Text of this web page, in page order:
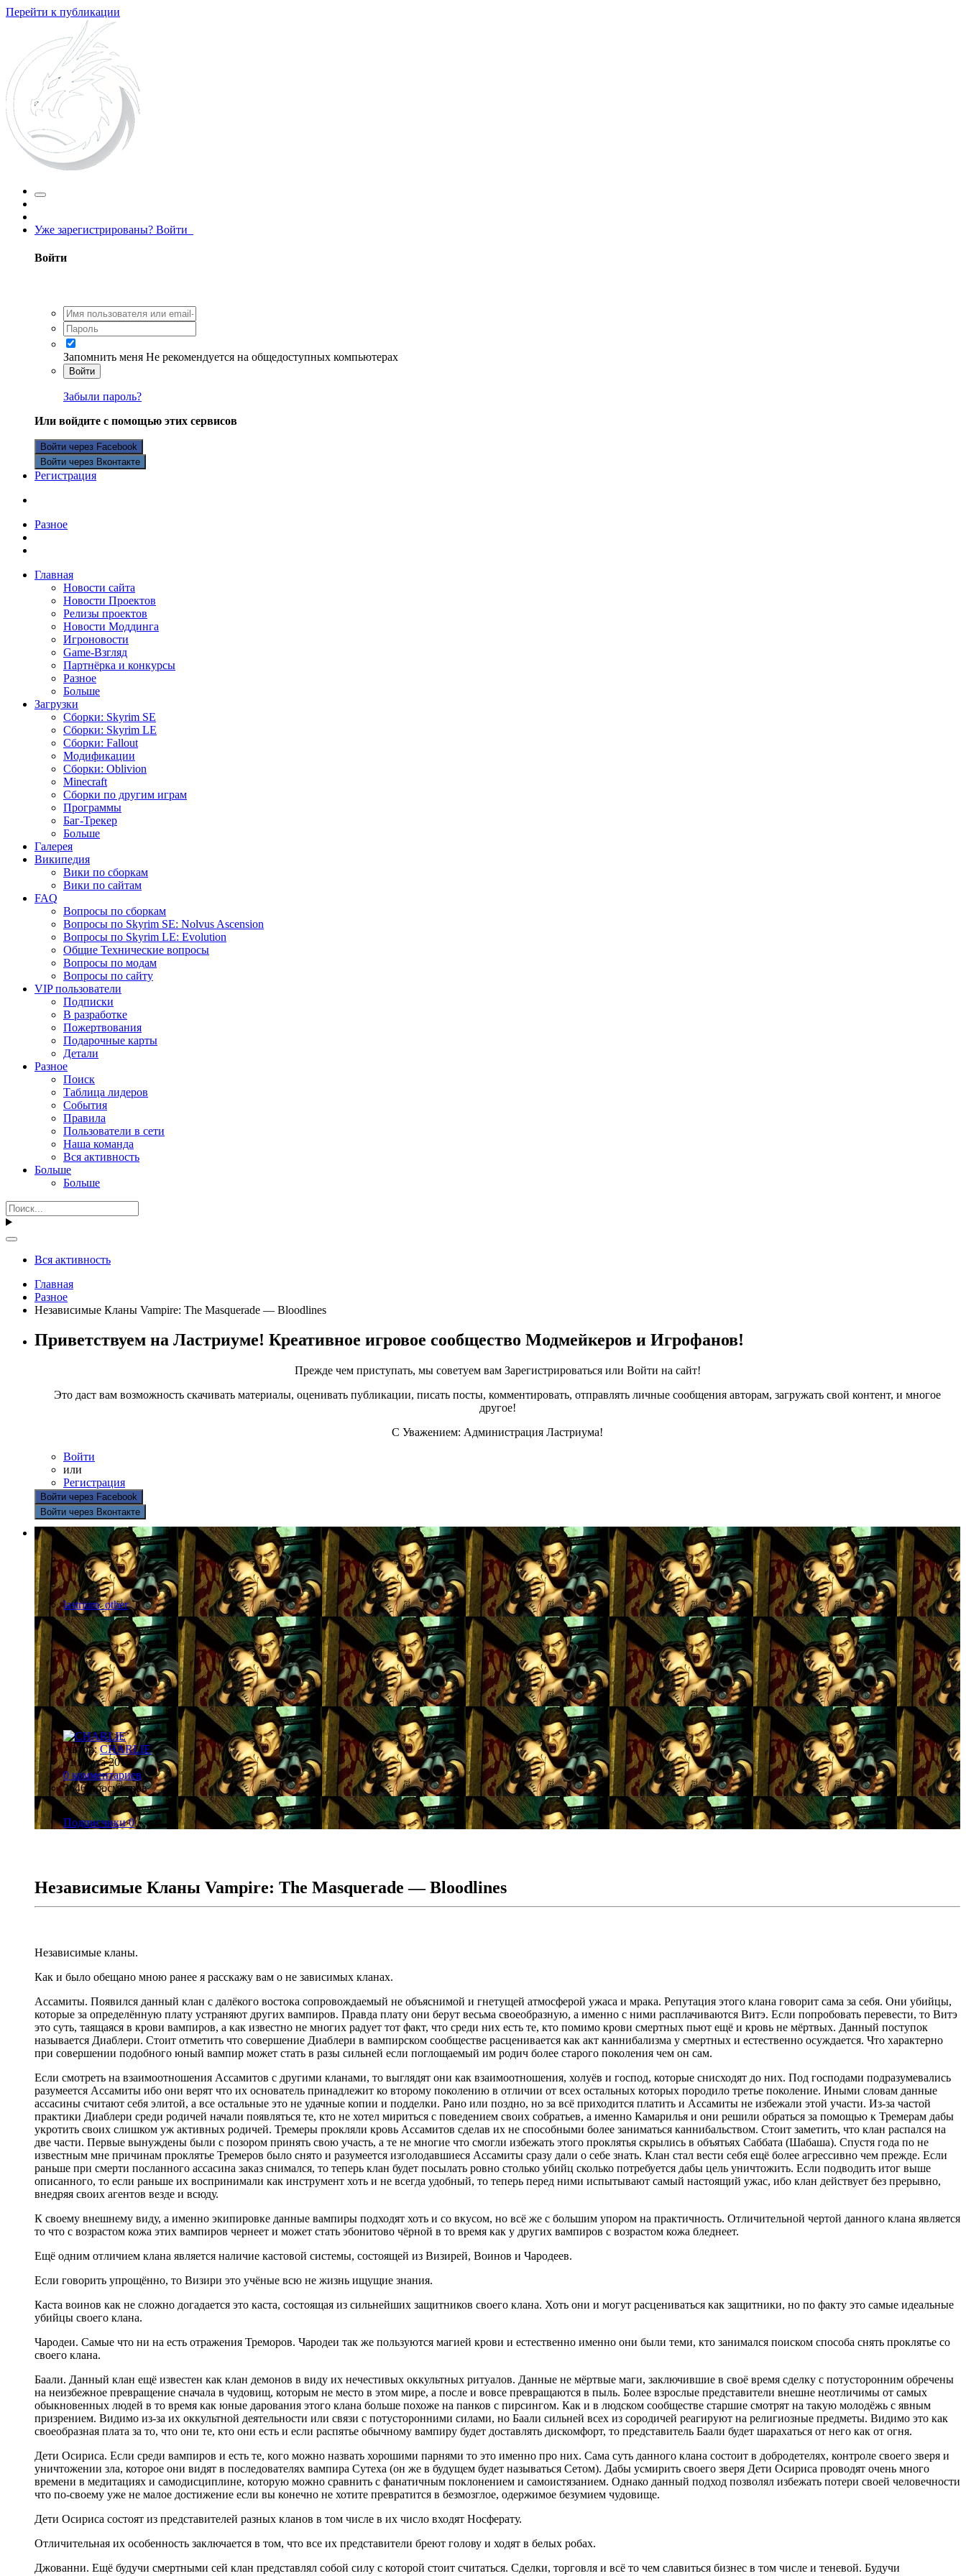
Перейти к публикации
Уже зарегистрированы? Войти
Войти
Запомнить меня Не рекомендуется на общедоступных компьютерах
Войти
Забыли пароль?
Или войдите с помощью этих сервисов
Войти через Facebook
Войти через Вконтакте
Регистрация
Разное
Главная
Новости сайта
Новости Проектов
Релизы проектов
Новости Моддинга
Игроновости
Game-Взгляд
Партнёрка и конкурсы
Разное
Больше
Загрузки
Сборки: Skyrim SE
Сборки: Skyrim LE
Сборки: Fallout
Модификации
Сборки: Oblivion
Minecraft
Сборки по другим играм
Программы
Баг-Трекер
Больше
Галерея
Википедия
Вики по сборкам
Вики по сайтам
FAQ
Вопросы по сборкам
Вопросы по Skyrim SE: Nolvus Ascension
Вопросы по Skyrim LE: Evolution
Общие Технические вопросы
Вопросы по модам
Вопросы по сайту
VIP пользователи
Подписки
В разработке
Пожертвования
Подарочные карты
Детали
Разное
Поиск
Таблица лидеров
События
Правила
Пользователи в сети
Наша команда
Вся активность
Больше
Больше
Вся активность
Главная
Разное
Независимые Кланы Vampire: The Masquerade — Bloodlines
Приветствуем на Ластриуме! Креативное игровое сообщество Модмейкеров и Игрофанов!
Прежде чем приступать, мы советуем вам Зарегистрироваться или Войти на сайт!
Это даст вам возможность скачивать материалы, оценивать публикации, писать посты, комментировать, отправлять личные сообщения авторам, загружать свой контент, и многое
другое!
С Уважением: Администрация Ластриума!
Войти
или
Регистрация
Войти через Facebook
Войти через Вконтакте
lastrium_other
Автор:CHARLIE
31 марта 2019
0 комментариев
3646 просмотров
Подписчики 0
Независимые Кланы Vampire: The Masquerade — Bloodlines
Независимые кланы.
Как и было обещано мною ранее я расскажу вам о не зависимых кланах.
Ассамиты. Появился данный клан с далёкого востока сопровождаемый не объяснимой и гнетущей атмосферой ужаса и мрака. Репутация этого клана говорит сама за себя. Они убийцы,
которые за определённую плату устраняют других вампиров. Правда плату они берут весьма своеобразную, а именно с ними расплачиваются Витэ. Если попробовать перевести, то Витэ
это суть, таящаяся в крови вампиров, а как известно не многих радует тот факт, что среди них есть те, кто помимо крови смертных пьют ещё и кровь не мёртвых. Данный поступок
называется Диаблери. Стоит отметить что совершение Диаблери в вампирском сообществе расценивается как акт каннибализма у смертных и естественно осуждается. Что характерно
при совершении подобного юный вампир может стать в разы сильней если поглощаемый им родич более старого поколения чем он сам.
Если смотреть на взаимоотношения Ассамитов с другими кланами, то выглядят они как взаимоотношения, холуёв и господ, которые снисходят до них. Под господами подразумевались
разумеется Ассамиты ибо они верят что их основатель принадлежит ко второму поколению в отличии от всех остальных которых породило третье поколение. Иными словам данные
ассасины считают себя элитой, а все остальные это не удачные копии и подделки. Рано или поздно, но за всё приходится платить и Ассамиты не избежали этой участи. Из-за частой
практики Диаблери среди родичей начали появляться те, кто не хотел мириться с поведением своих собратьев, а именно Камарилья и они решили обраться за помощью к Тремерам дабы
укротить своих слишком уж активных родичей. Тремеры прокляли кровь Ассамитов сделав их не способными более заниматься каннибальством. Стоит заметить, что клан распался на
две части. Первые вынуждены были с позором принять свою участь, а те не многие что смогли избежать этого проклятья скрылись в объятьях Саббата (Шабаша). Спустя года по не
известным мне причинам проклятье Тремеров было снято и разумеется изголодавшиеся Ассамиты сразу дали о себе знать. Клан стал вести себя ещё более агрессивно чем прежде. Если
раньше при смерти посланного ассасина заказ снимался, то теперь клан будет посылать ровно столько убийц сколько потребуется дабы цель уничтожить. Если подводить итог выше
описанного, то если раньше их воспринимали как инструмент хоть и не всегда удобный, то теперь перед ними испытывают самый настоящий ужас, ибо клан действует без прерывно,
внедряя своих агентов везде и всюду.
К своему внешнему виду, а именно экипировке данные вампиры подходят хоть и со вкусом, но всё же с большим упором на практичность. Отличительной чертой данного клана является
то что с возрастом кожа этих вампиров чернеет и может стать эбонитово чёрной в то время как у других вампиров с возрастом кожа бледнеет.
Ещё одним отличием клана является наличие кастовой системы, состоящей из Визирей, Воинов и Чародеев.
Если говорить упрощённо, то Визири это учёные всю не жизнь ищущие знания.
Каста воинов как не сложно догадается это каста, состоящая из сильнейших защитников своего клана. Хоть они и могут расцениваться как защитники, но по факту это самые идеальные
убийцы своего клана.
Чародеи. Самые что ни на есть отражения Треморов. Чародеи так же пользуются магией крови и естественно именно они были теми, кто занимался поиском способа снять проклятье со
своего клана.
Баали. Данный клан ещё известен как клан демонов в виду их нечестивых оккультных ритуалов. Данные не мёртвые маги, заключившие в своё время сделку с потусторонним обречены
на неизбежное превращение сначала в чудовищ, которым не место в этом мире, а после и вовсе превращаются в пыль. Более взрослые представители внешне неотличимы от самых
обыкновенных людей в то время как юные дарования этого клана больше похоже на панков с пирсингом. Как и в людском сообществе старшие смотрят на такую молодёжь с явным
призрением. Видимо из-за их оккультной деятельности или связи с потусторонними силами, но Баали сильней всех из сородичей реагируют на религиозные предметы. Видимо это как
своеобразная плата за то, что они те, кто они есть и если распятье обычному вампиру будет доставлять дискомфорт, то представитель Баали будет шарахаться от него как от огня.
Дети Осириса. Если среди вампиров и есть те, кого можно назвать хорошими парнями то это именно про них. Сама суть данного клана состоит в добродетелях, контроле своего зверя и
уничтожении зла, которое они видят в последователях вампира Сутеха (он же в будущем будет называться Сетом). Дабы усмирить своего зверя Дети Осириса проводят очень много
времени в медитациях и самодисциплине, которую можно сравнить с фанатичным поклонением и самоистязанием. Однако данный подход позволял избежать потери своей человечности
что по-своему уже не малое достижение если вы конечно не хотите превратится в безмозглое, одержимое безумием чудовище.
Дети Осириса состоят из представителей разных кланов в том числе в их число входят Носферату.
Отличительная их особенность заключается в том, что все их представители бреют голову и ходят в белых робах.
Джованни. Ещё будучи смертными сей клан представлял собой силу с которой стоит считаться. Сделки, торговля и всё то чем славиться бизнес в том числе и теневой. Будучи